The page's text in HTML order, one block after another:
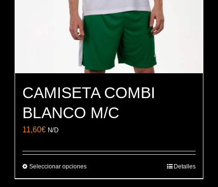
página
CAMISETA COMBI
BLANCO M/C
11,60€ N/D
Seleccionar opcionesEste
producto
Detalles